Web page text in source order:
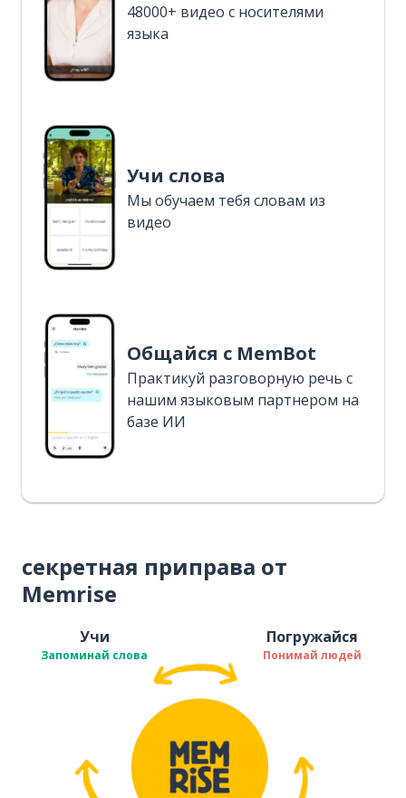
48000+ видео с носителями
языка
Учи слова
Мы обучаем тебя словам из
видео
Общайся с MemBot
Практикуй разговорную речь с
нашим языковым партнером на
базе ИИ
секретная приправа от
Memrise
Учи
Запоминай слова
Погружайся
Понимай людей